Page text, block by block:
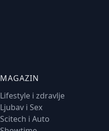
MAGAZIN
Lifestyle i zdravlje
Ljubav i Sex
Scitech i Auto